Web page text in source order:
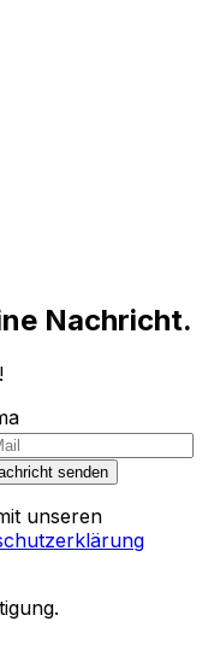
Nachricht.
senden
unseren